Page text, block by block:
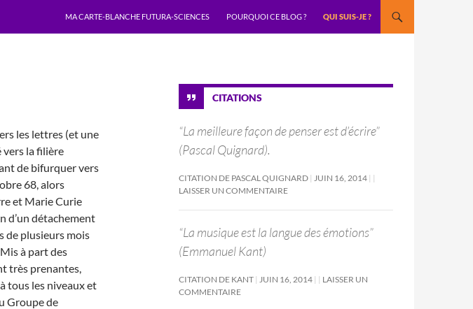
MA CARTE-BLANCHE FUTURA-SCIENCES
POURQUOI CE BLOG ? QUI SUIS-JE ?
les lettres (et une
vers la filière
de bifurquer vers
68, alors
et Marie Curie
d’un détachement
de plusieurs mois
à part des
très prenantes,
tous les niveaux et
Groupe de
CITATIONS
“La meilleure façon de penser est d’écrire”
(Pascal Quignard).
CITATION DE PASCAL QUIGNARD JUIN 16, 2014
LAISSER UN COMMENTAIRE
“La musique est la langue des émotions”
(Emmanuel Kant)
CITATION DE KANT JUIN 16, 2014
LAISSER UN
COMMENTAIRE